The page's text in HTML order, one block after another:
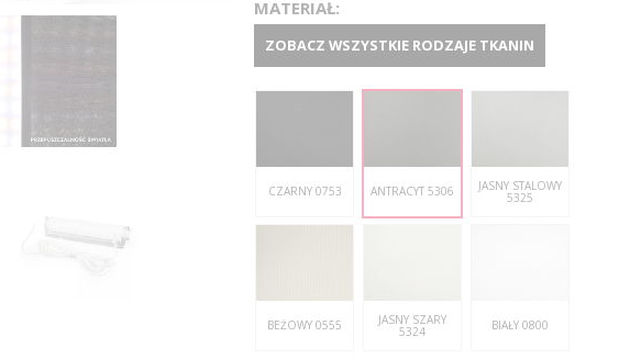
MATERIAŁ:
ZOBACZ WSZYSTKIE RODZAJE TKANIN
CZARNY 0753 ANTRACYT 5306 JASNY STALOWY
5325
BEŻOWY 0555 JASNY SZARY
5324 BIAŁY 0800